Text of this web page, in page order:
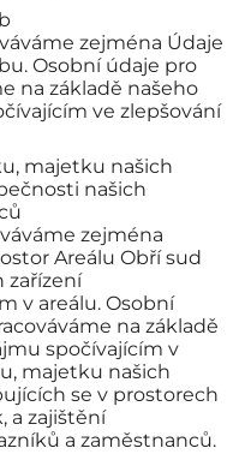
zejména Údaje
Osobní údaje pro
na základě našeho
ve zlepšování
majetku našich
našich
zejména
Areálu Obří sud
zařízení
v areálu. Osobní
na základě
spočívajícím v
majetku našich
se v prostorech
a zajištění
a zaměstnanců.